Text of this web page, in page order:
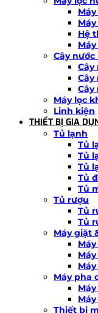
Hệ
Cây
Cây
Máy lọc
Linh kiện
THIẾT BỊ GIA
Tủ lạnh
Tủ
Tủ
Tủ
Tủ
Tủ
Tủ rượu
Tủ
Tủ
Máy giặt
Máy pha
Thiết bị